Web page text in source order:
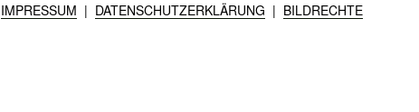
IMPRESSUM | DATENSCHUTZERKLÄRUNG | BILDRECHTE